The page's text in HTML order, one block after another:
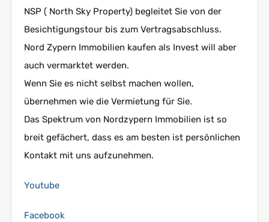
NSP ( North Sky Property) begleitet Sie von der
Besichtigungstour bis zum Vertragsabschluss.
Nord Zypern Immobilien kaufen als Invest will aber
auch vermarktet werden.
Wenn Sie es nicht selbst machen wollen,
übernehmen wie die Vermietung für Sie.
Das Spektrum von Nordzypern Immobilien ist so
breit gefächert, dass es am besten ist persönlichen
Kontakt mit uns aufzunehmen.
Youtube
Facebook